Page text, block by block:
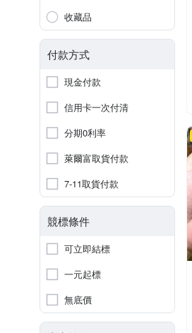
收藏品
付款方式
現金付款
信用卡一次付清
分期0利率
萊爾富取貨付款
7-11取貨付款
競標條件
可立即結標
一元起標
無底價